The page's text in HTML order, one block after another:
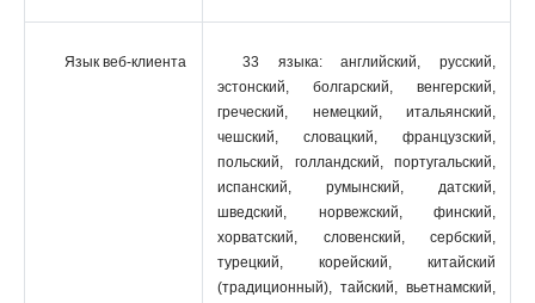
Язык веб-клиента
33 языка: английский, русский,
эстонский, болгарский, венгерский,
греческий, немецкий, итальянский,
чешский, словацкий, французский,
польский, голландский, португальский,
испанский, румынский, датский,
шведский, норвежский, финский,
хорватский, словенский, сербский,
турецкий, корейский, китайский
(традиционный), тайский, вьетнамский,